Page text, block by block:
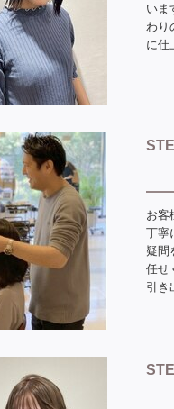
いま
わり
に仕
お客
丁寧
疑問
任せ
引き